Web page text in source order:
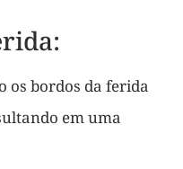
os bordos da ferida
em uma